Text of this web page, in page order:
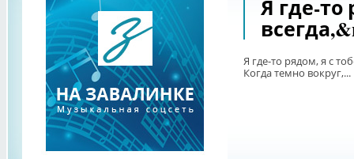
Я где-то
Я где-то рядом, я с
Когда темно вокруг,...